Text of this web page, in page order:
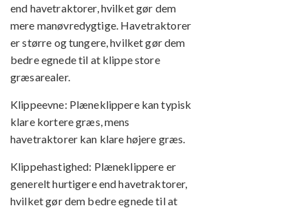
end havetraktorer, hvilket gør dem
mere manøvredygtige. Havetraktorer
er større og tungere, hvilket gør dem
bedre egnede til at klippe store
græsarealer.
Klippeevne: Plæneklippere kan typisk
klare kortere græs, mens
havetraktorer kan klare højere græs.
Klippehastighed: Plæneklippere er
generelt hurtigere end havetraktorer,
hvilket gør dem bedre egnede til at